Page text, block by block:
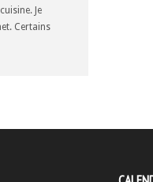
Je
Certains